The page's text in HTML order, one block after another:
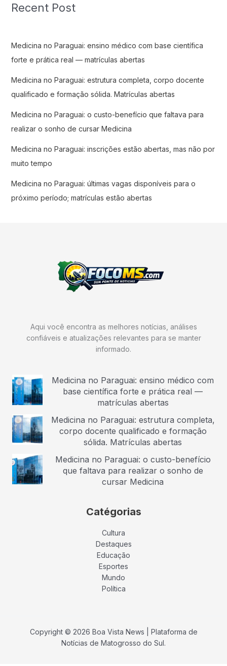
Recent Post
Medicina no Paraguai: ensino médico com base científica
forte e prática real — matrículas abertas
Medicina no Paraguai: estrutura completa, corpo docente
qualificado e formação sólida. Matrículas abertas
Medicina no Paraguai: o custo-benefício que faltava para
realizar o sonho de cursar Medicina
Medicina no Paraguai: inscrições estão abertas, mas não por
muito tempo
Medicina no Paraguai: últimas vagas disponíveis para o
próximo período; matrículas estão abertas
Aqui você encontra as melhores notícias, análises
confiáveis e atualizações relevantes para se manter
informado.
Medicina no Paraguai: ensino médico com
base científica forte e prática real —
matrículas abertas
Medicina no Paraguai: estrutura completa,
corpo docente qualificado e formação
sólida. Matrículas abertas
Medicina no Paraguai: o custo-benefício
que faltava para realizar o sonho de
cursar Medicina
Catégorias
Cultura
Destaques
Educação
Esportes
Mundo
Política
Copyright © 2026 Boa Vista News | Plataforma de
Notícias de Matogrosso do Sul.